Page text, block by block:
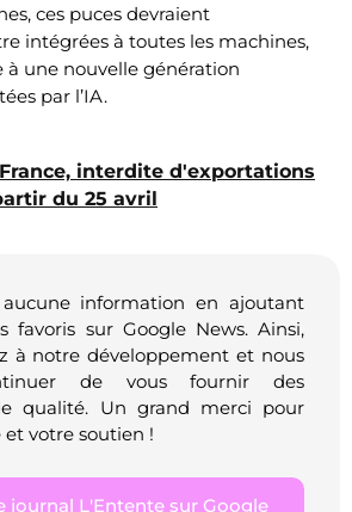
ces puces devraient
intégrées à toutes les machines,
à une nouvelle génération
par l’IA.
interdite d'exportations
du 25 avril
information en ajoutant
favoris sur Google News. Ainsi,
à notre développement et nous
de vous fournir des
qualité. Un grand merci pour
votre soutien !
journal L'Entente sur Google